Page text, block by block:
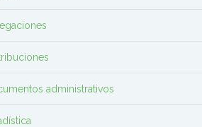
administrativos